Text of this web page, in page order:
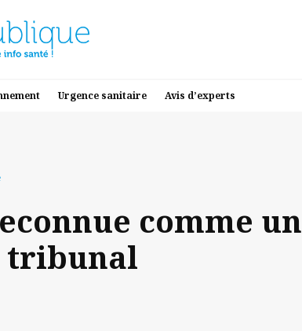
Urgence sanitaire Avis d’experts
comme un
tribunal